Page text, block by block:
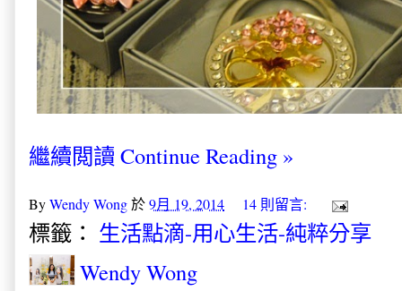
繼續閲讀 Continue Reading »
ByWendy Wong於9月 19, 2014 14 則留言:
標籤： 生活點滴-用心生活-純粹分享
Wendy Wong